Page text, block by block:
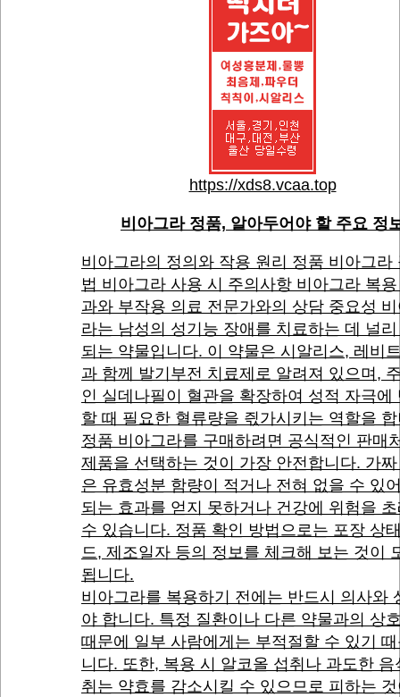
https://xds8.vcaa.top
비아그라 정품, 알아두어야 할 주요 정
비아그라의 정의와 작용 원리 정품 비아그라
법 비아그라 사용 시 주의사항 비아그라 복
과와 부작용 의료 전문가와의 상담 중요성
라는 남성의 성기능 장애를 치료하는 데 널
되는 약물입니다. 이 약물은 시알리스, 레비
과 함께 발기부전 치료제로 알려져 있으며,
인 실데나필이 혈관을 확장하여 성적 자극에
할 때 필요한 혈류량을 즧가시키는 역할을
정품 비아그라를 구매하려면 공식적인 판매
제품을 선택하는 것이 가장 안전합니다. 가
은 유효성분 함량이 적거나 전혀 없을 수 있
되는 효과를 얻지 못하거나 건강에 위험을
수 있습니다. 정품 확인 방법으로는 포장 상
드, 제조일자 등의 정보를 체크해 보는 것이
됩니다.
비아그라를 복용하기 전에는 반드시 의사와
야 합니다. 특정 질환이나 다른 약물과의 상
때문에 일부 사람에게는 부적절할 수 있기
니다. 또한, 복용 시 알코올 섭취나 과도한 음
취는 약효를 감소시킬 수 있으므로 피하는